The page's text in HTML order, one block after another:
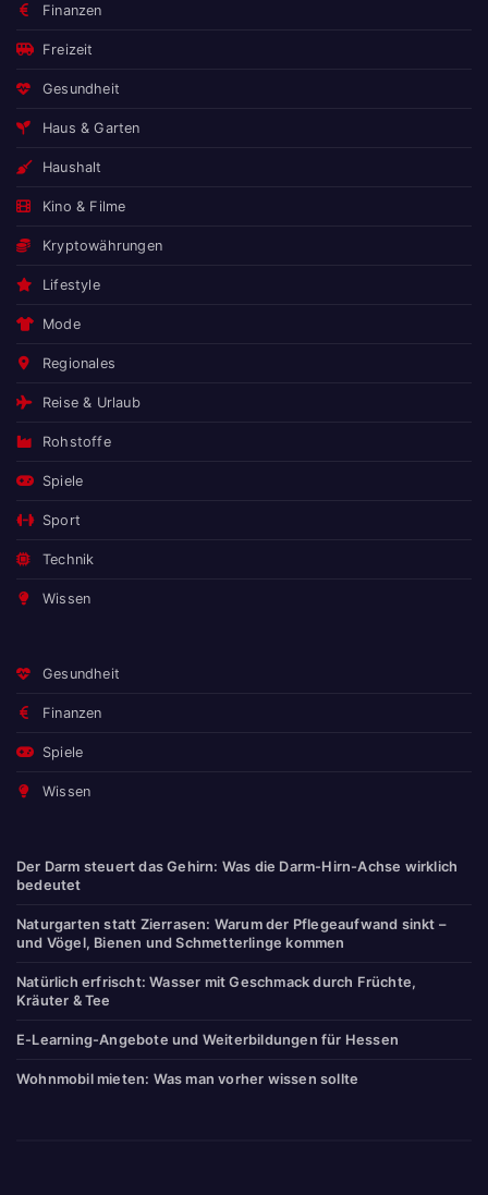
Finanzen
Freizeit
Gesundheit
Haus & Garten
Haushalt
Kino & Filme
Kryptowährungen
Lifestyle
Mode
Regionales
Reise & Urlaub
Rohstoffe
Spiele
Sport
Technik
Wissen
Gesundheit
Finanzen
Spiele
Wissen
Der Darm steuert das Gehirn: Was die Darm-Hirn-Achse wirklich
bedeutet
Naturgarten statt Zierrasen: Warum der Pflegeaufwand sinkt –
und Vögel, Bienen und Schmetterlinge kommen
Natürlich erfrischt: Wasser mit Geschmack durch Früchte,
Kräuter & Tee
E-Learning-Angebote und Weiterbildungen für Hessen
Wohnmobil mieten: Was man vorher wissen sollte